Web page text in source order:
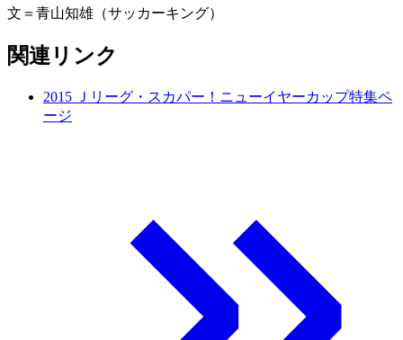
文＝青山知雄（サッカーキング）
関連リンク
2015 Ｊリーグ・スカパー！ニューイヤーカップ特集ペ
ージ